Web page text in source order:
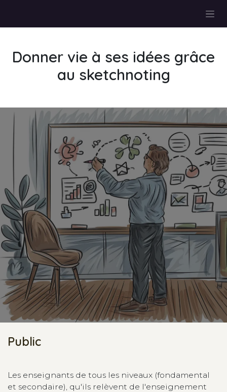
Donner vie à ses idées grâce
au sketchnoting
Public
Les enseignants de tous les niveaux (fondamental
et secondaire), qu'ils relèvent de l'enseignement